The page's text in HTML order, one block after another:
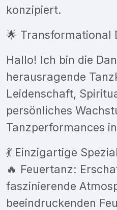
konzipiert.
🌟 Transformational
Hallo! Ich bin die
herausragende
Leidenschaft,
persönliches
Tanzperformances
💃 Einzigartige
🔥 Feuertanz:
faszinierende
beeindruckenden